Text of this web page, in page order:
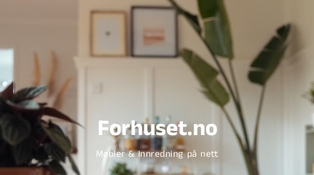
Forhuset.no
Møbler & Innredning på nett